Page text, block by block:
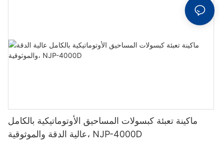
ماكينة تعبئة كبسولات المساحيق الأوتوماتيكية بالكامل
عالية الدقة والموثوقية، NJP-4000D